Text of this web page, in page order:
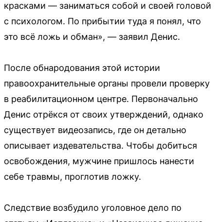
красками — заниматься собой и своей головой
с психологом. По прибытии туда я понял, что
это всё ложь и обман», — заявил Денис.
После обнародования этой истории
правоохранительные органы провели проверку
в реабилитационном центре. Первоначально
Денис отрёкся от своих утверждений, однако
существует видеозапись, где он детально
описывает издевательства. Чтобы добиться
освобождения, мужчине пришлось нанести
себе травмы, проглотив ложку.
Следствие возбудило уголовное дело по